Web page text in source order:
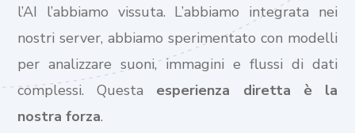
l’AI l’abbiamo vissuta. L’abbiamo integrata nei
nostri server, abbiamo sperimentato con modelli
per analizzare suoni, immagini e flussi di dati
complessi. Questa esperienza diretta è la
nostra forza.